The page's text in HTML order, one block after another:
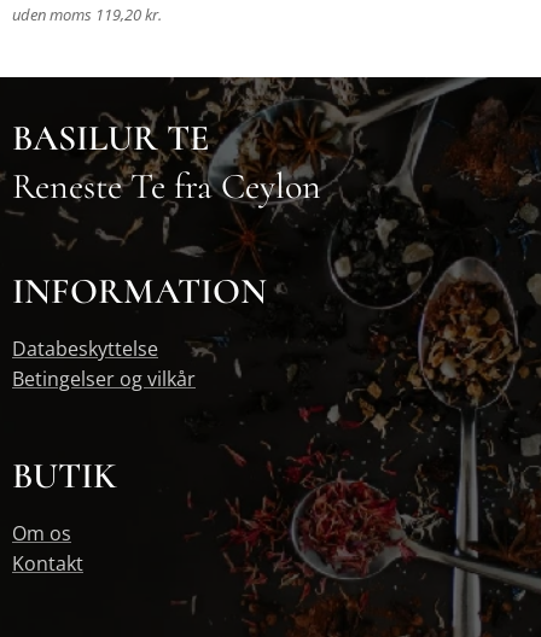
uden moms 119,20 kr.
BASILUR TE
Reneste Te fra Ceylon
INFORMATION
Databeskyttelse
Betingelser og vilkår
BUTIK
Om os
Kontakt